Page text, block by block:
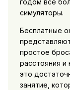
годом все
симуляторы.
Бесплатные
простое
расстояния и
это
занятие,